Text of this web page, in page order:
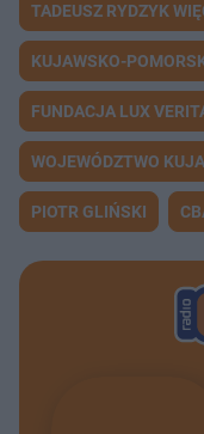
TADEUSZ RYDZYK
KUJAWSKO-
FUNDACJA LUX
WOJEWÓDZTWO
PIOTR GLIŃSKI